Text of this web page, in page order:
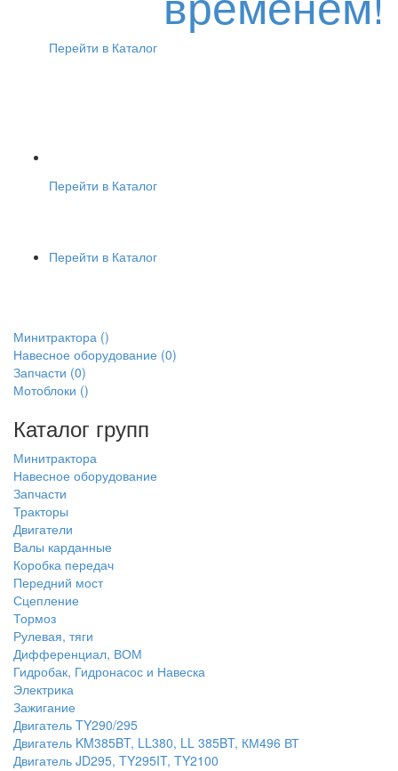
Перейти в Каталог
Перейти в Каталог
Перейти в Каталог
Минитрактора ()
Навесное оборудование (0)
Запчасти (0)
Мотоблоки ()
Каталог групп
Минитрактора
Навесное оборудование
Запчасти
Тракторы
Двигатели
Валы карданные
Коробка передач
Передний мост
Сцепление
Тормоз
Рулевая, тяги
Дифференциал, ВОМ
Гидробак, Гидронасос и Навеска
Электрика
Зажигание
Двигатель TY290/295
Двигатель KM385BT, LL380, LL 385BT, КМ496 ВТ
Двигатель JD295, TY295IT, TY2100